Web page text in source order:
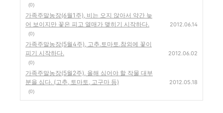
(0)
가족주말농장(6월1주), 비는 오지 않아서 약간 늦
어 보이지만 꽃은 피고 열매가 맺히기 시작하다.
(0)
2012.06.14
가족주말농장(5월4주), 고추.토마토.참외에 꽃이
피기 시작하다.
(0)
2012.06.02
가족주말농장(5월2주), 올해 심어야 할 작물 대부
분을 심다. (고추, 토마토, 고구마 등)
(0)
2012.05.18